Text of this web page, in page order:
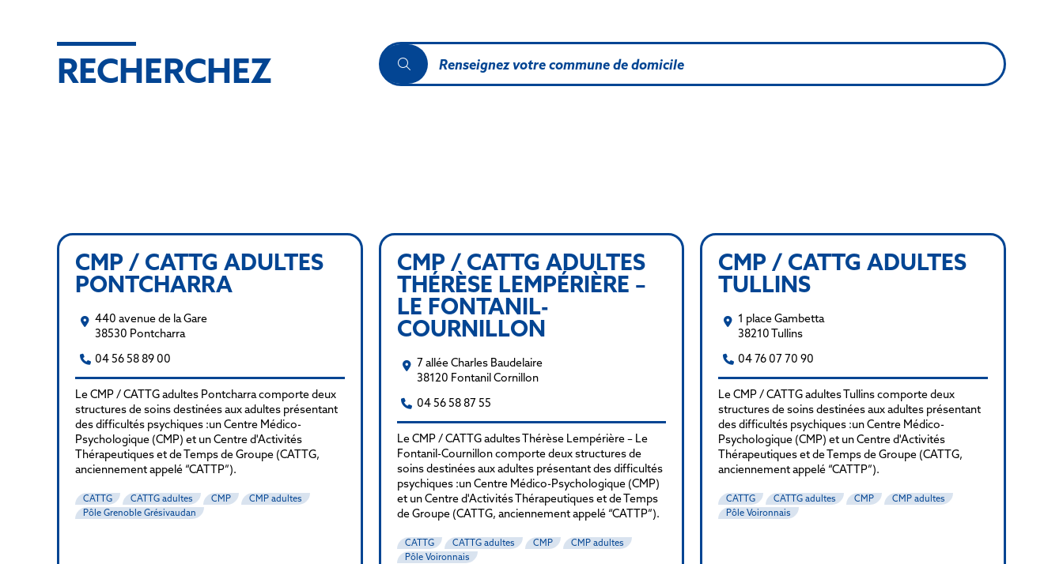
RECHERCHEZ
CMP / CATTG ADULTES
PONTCHARRA
440 avenue de la Gare
38530 Pontcharra
04 56 58 89 00
Le CMP / CATTG adultes Pontcharra comporte deux
structures de soins destinées aux adultes présentant
des difficultés psychiques :un Centre Médico-
Psychologique (CMP) et un Centre d'Activités
Thérapeutiques et de Temps de Groupe (CATTG,
anciennement appelé “CATTP”).
CATTG CATTG adultes CMP
CMP adultes
Pôle Grenoble Grésivaudan
CMP / CATTG ADULTES
THÉRÈSE LEMPÉRIÈRE –
LE FONTANIL-
COURNILLON
7 allée Charles Baudelaire
38120 Fontanil Cornillon
04 56 58 87 55
Le CMP / CATTG adultes Thérèse Lempérière – Le
Fontanil-Cournillon comporte deux structures de
soins destinées aux adultes présentant des difficultés
psychiques :un Centre Médico-Psychologique (CMP)
et un Centre d'Activités Thérapeutiques et de Temps
de Groupe (CATTG, anciennement appelé “CATTP”).
CATTG CATTG adultes CMP
CMP adultes
Pôle Voironnais
CMP / CATTG ADULTES
TULLINS
1 place Gambetta
38210 Tullins
04 76 07 70 90
Le CMP / CATTG adultes Tullins comporte deux
structures de soins destinées aux adultes présentant
des difficultés psychiques :un Centre Médico-
Psychologique (CMP) et un Centre d'Activités
Thérapeutiques et de Temps de Groupe (CATTG,
anciennement appelé “CATTP”).
CATTG CATTG adultes CMP
CMP adultes
Pôle Voironnais